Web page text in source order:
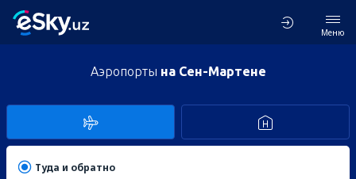
Меню
Аэропорты на Сен-Мартене
Туда и обратно